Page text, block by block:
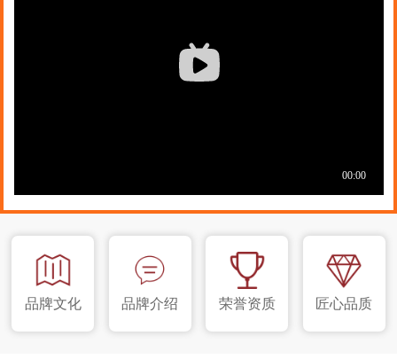
品牌文化 品牌介绍 荣誉资质 匠心品质